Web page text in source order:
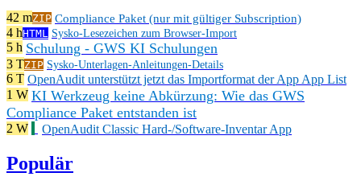
42 mZIP Compliance Paket (nur mit gültiger Subscription)
4 hHTML Sysko-Lesezeichen zum Browser-Import
5 h Schulung - GWS KI Schulungen
3 TZIP Sysko-Unterlagen-Anleitungen-Details
6 T OpenAudit unterstützt jetzt das Importformat der App App List
1 W KI Werkzeug keine Abkürzung: Wie das GWS
Compliance Paket entstanden ist
2 W OpenAudit Classic Hard-/Software-Inventar App
Populär